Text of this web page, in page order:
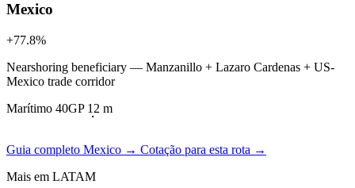
Mexico
+77.8%
Nearshoring beneficiary — Manzanillo + Lazaro Cardenas + US-
Mexico trade corridor
Marítimo 40GP 12 m
Guia completo Mexico → Cotação para esta rota →
Mais em LATAM